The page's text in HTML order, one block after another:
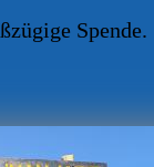
Spende.